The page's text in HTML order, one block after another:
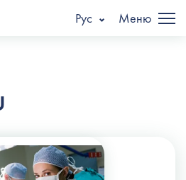
Рус Меню